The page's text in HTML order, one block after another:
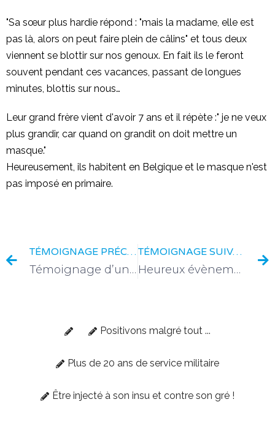
"Sa sœur plus hardie répond : "mais la madame, elle est
pas là, alors on peut faire plein de câlins" et tous deux
viennent se blottir sur nos genoux. En fait ils le feront
souvent pendant ces vacances, passant de longues
minutes, blottis sur nous…
Leur grand frère vient d'avoir 7 ans et il répète :" je ne veux
plus grandir, car quand on grandit on doit mettre un
masque."
Heureusement, ils habitent en Belgique et le masque n'est
pas imposé en primaire.
TÉMOIGNAGE PRÉCÉDENT
Témoignage d’une maman seule contre le non sens et l’absurdité
TÉMOIGNAGE SUIVANT
Heureux évènement
Positivons malgré tout ...
Plus de 20 ans de service militaire
Être injecté à son insu et contre son gré !